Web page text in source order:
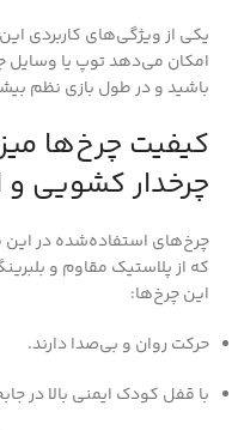
یکی از ویژگی‌های کاربردی
امکان می‌دهد توپ یا وسایل
باشید و در طول بازی نظم
چرخدار کشویی
چرخ‌های استفاده‌شده در این
که از پلاستیک مقاوم و
این چرخ‌ها:
حرکت روان و بی‌صدا دارند.
با قفل کودک ایمنی بالا در